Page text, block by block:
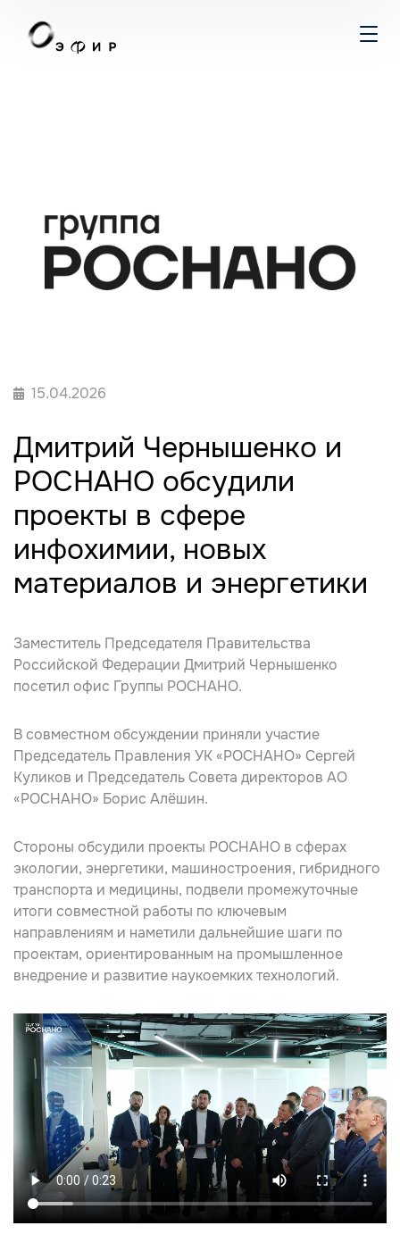
15.04.2026
Дмитрий Чернышенко и
РОСНАНО обсудили
проекты в сфере
инфохимии, новых
материалов и энергетики
Заместитель Председателя Правительства
Российской Федерации Дмитрий Чернышенко
посетил офис Группы РОСНАНО.
В совместном обсуждении приняли участие
Председатель Правления УК «РОСНАНО» Сергей
Куликов и Председатель Совета директоров АО
«РОСНАНО» Борис Алёшин.
Стороны обсудили проекты РОСНАНО в сферах
экологии, энергетики, машиностроения, гибридного
транспорта и медицины, подвели промежуточные
итоги совместной работы по ключевым
направлениям и наметили дальнейшие шаги по
проектам, ориентированным на промышленное
внедрение и развитие наукоемких технологий.